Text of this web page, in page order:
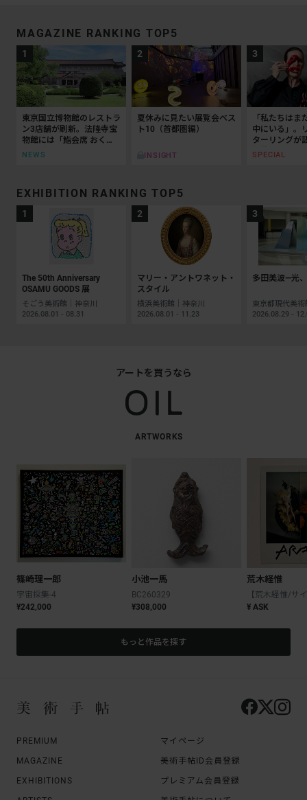
MAGAZINE RANKING TOP5
東京国立博物館のレストラ
ン3店舗が刷新。法隆寺宝
物館には「鮨会席 おく
乃」がオープン
NEWS
夏休みに見たい展覧会ベス
ト10（首都圏編）
INSIGHT
「私たちはま
中にいる」。
ターリングが
抵抗の50年
SPECIAL
EXHIBITION RANKING TOP5
The 50th Anniversary
OSAMU GOODS 展
そごう美術館｜神奈川
2026.08.01 - 08.31
マリー・アントワネット・
スタイル
横浜美術館｜神奈川
2026.08.01 - 11.23
多田美波―光
2026.08.29 -
アートを買うなら
ARTWORKS
篠崎理一郎
宇宙採集-4
¥242,000
小池一馬
BC260329
¥308,000
荒木経惟
¥ ASK
もっと作品を探す
PREMIUM
MAGAZINE
EXHIBITIONS
マイページ
美術手帖ID会員登録
プレミアム会員登録